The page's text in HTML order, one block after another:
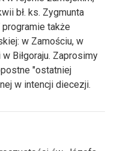
bł. ks. Zygmunta
także
w Zamościu, w
Biłgoraju. Zaprosimy
"ostatniej
w intencji diecezji.